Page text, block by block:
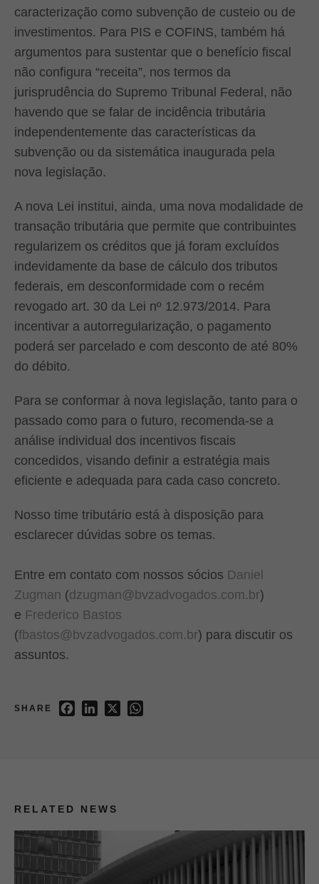
caracterização como subvenção de custeio ou de
investimentos. Para PIS e COFINS, também há
argumentos para sustentar que o benefício fiscal
não configura “receita”, nos termos da
jurisprudência do Supremo Tribunal Federal, não
havendo que se falar de incidência tributária
independentemente das características da
subvenção ou da sistemática inaugurada pela
nova legislação.
A nova Lei institui, ainda, uma nova modalidade de
transação tributária que permite que contribuintes
regularizem os créditos que já foram excluídos
indevidamente da base de cálculo dos tributos
federais, em desconformidade com o recém
revogado art. 30 da Lei nº 12.973/2014. Para
incentivar a autorregularização, o pagamento
poderá ser parcelado e com desconto de até 80%
do débito.
Para se conformar à nova legislação, tanto para o
passado como para o futuro, recomenda-se a
análise individual dos incentivos fiscais
concedidos, visando definir a estratégia mais
eficiente e adequada para cada caso concreto.
Nosso time tributário está à disposição para
esclarecer dúvidas sobre os temas.
Entre em contato com nossos sócios Daniel
Zugman (dzugman@bvzadvogados.com.br)
e Frederico Bastos
(fbastos@bvzadvogados.com.br) para discutir os
assuntos.
SHARE FacebookLinkedIn
RELATED NEWS